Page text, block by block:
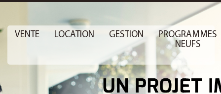
VENTE LOCATION GESTION
PROGRAMMES
NEUFS